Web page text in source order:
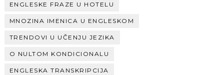
ENGLESKE FRAZE U HOTELU
MNOZINA IMENICA U ENGLESKOM
TRENDOVI U UČENJU JEZIKA
O NULTOM KONDICIONALU
ENGLESKA TRANSKRIPCIJA